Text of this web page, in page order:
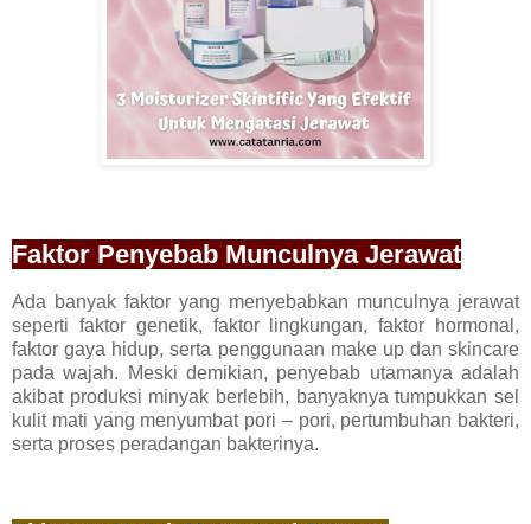
Faktor Penyebab Munculnya Jerawat
Ada banyak faktor yang menyebabkan munculnya jerawat
seperti faktor genetik, faktor lingkungan, faktor hormonal,
faktor gaya hidup, serta penggunaan make up dan skincare
pada wajah. Meski demikian, penyebab utamanya adalah
akibat produksi minyak berlebih, banyaknya tumpukkan sel
kulit mati yang menyumbat pori – pori, pertumbuhan bakteri,
serta proses peradangan bakterinya.